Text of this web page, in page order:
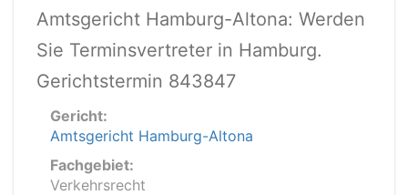
Amtsgericht Hamburg-Altona: Werden
Sie Terminsvertreter in Hamburg.
Gerichtstermin 843847
Gericht:
Amtsgericht Hamburg-Altona
Fachgebiet:
Verkehrsrecht